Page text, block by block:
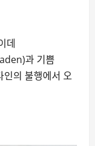
데
과 기쁨
의 불행에서 오